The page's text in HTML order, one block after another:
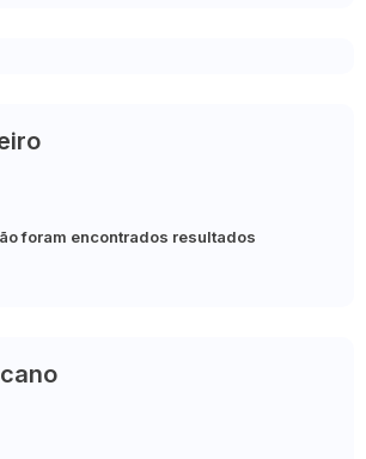
foram encontrados resultados